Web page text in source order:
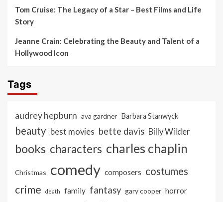
Tom Cruise: The Legacy of a Star – Best Films and Life
Story
Jeanne Crain: Celebrating the Beauty and Talent of a
Hollywood Icon
Tags
audrey hepburn ava gardner Barbara Stanwyck
beauty best movies bette davis Billy Wilder
books characters charles chaplin
Christmas comedy composers costumes
crime death family fantasy gary cooper horror